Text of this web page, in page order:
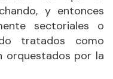
y entonces
sectoriales o
tratados como
orquestados por la